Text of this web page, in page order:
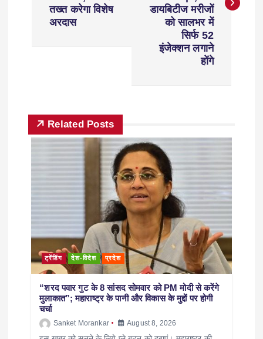
तख्त करेगा विशेष
अरदास
डायबिटीज मरीजों
को सालभर में
सिर्फ 52
इंजेक्शन लगाने
होंगे
Related Posts
ट्रेंडिंग देश-विदेश प्रदेश
“शरद पवार गुट के 8 सांसद सोमवार को PM मोदी से करेंगे
मुलाकात”; महाराष्ट्र के पानी और विकास के मुद्दों पर होगी
चर्चा
Sanket Morankar August 8, 2026